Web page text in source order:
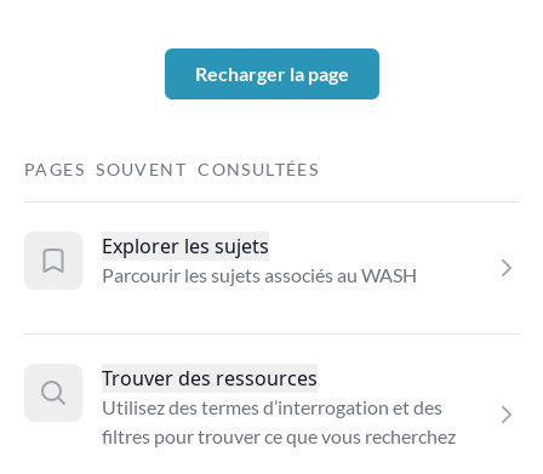
Recharger la page
PAGES SOUVENT CONSULTÉES
Explorer les sujets
Parcourir les sujets associés au WASH
Trouver des ressources
Utilisez des termes d’interrogation et des
filtres pour trouver ce que vous recherchez